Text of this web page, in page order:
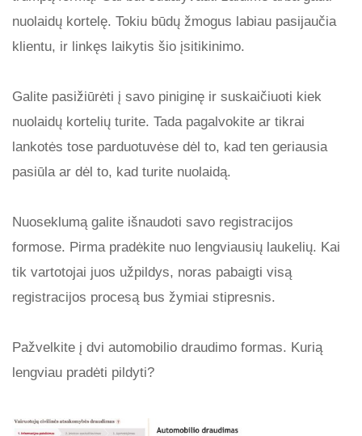
nuolaidų kortelę. Tokiu būdų žmogus labiau pasijaučia
klientu, ir linkęs laikytis šio įsitikinimo.
Galite pasižiūrėti į savo piniginę ir suskaičiuoti kiek
nuolaidų kortelių turite. Tada pagalvokite ar tikrai
lankotės tose parduotuvėse dėl to, kad ten geriausia
pasiūla ar dėl to, kad turite nuolaidą.
Nuoseklumą galite išnaudoti savo registracijos
formose. Pirma pradėkite nuo lengviausių laukelių. Kai
tik vartotojai juos užpildys, noras pabaigti visą
registracijos procesą bus žymiai stipresnis.
Pažvelkite į dvi automobilio draudimo formas. Kurią
lengviau pradėti pildyti?